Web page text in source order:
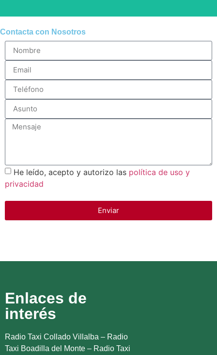
La salud y seguridad de nuestros pasajeros y
conductores son primordiales. Seguimos estrictas
directrices de limpieza para cada vehículo y cumplimos
con todas las normativas sanitarias recomendadas para
garantizar que cada viaje sea seguro.
Contacta con Nosotros
He leído, acepto y autorizo las política de uso y
privacidad
Enviar
Enlaces de
interés
Radio Taxi Collado Villalba – Radio
Taxi Boadilla del Monte – Radio Taxi